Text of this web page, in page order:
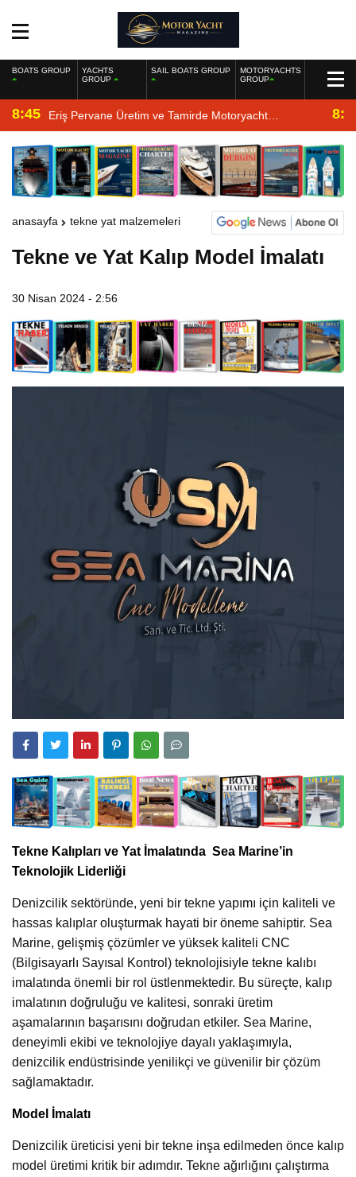
BOATS GROUP
YACHTS
GROUP
SAIL BOATS GROUP
MOTORYACHTS
GROUP
8:45 Eriş Pervane Üretim ve Tamirde Motoryacht
Magazine’de
anasayfa tekne yat malzemeleri
Tekne ve Yat Kalıp Model İmalatı
30 Nisan 2024 - 2:56
Tekne Kalıpları ve Yat İmalatında Sea Marine’in
Teknolojik Liderliği
Denizcilik sektöründe, yeni bir tekne yapımı için kaliteli ve
hassas kalıplar oluşturmak hayati bir öneme sahiptir. Sea
Marine, gelişmiş çözümler ve yüksek kaliteli CNC
(Bilgisayarlı Sayısal Kontrol) teknolojisiyle tekne kalıbı
imalatında önemli bir rol üstlenmektedir. Bu süreçte, kalıp
imalatının doğruluğu ve kalitesi, sonraki üretim
aşamalarının başarısını doğrudan etkiler. Sea Marine,
deneyimli ekibi ve teknolojiye dayalı yaklaşımıyla,
denizcilik endüstrisinde yenilikçi ve güvenilir bir çözüm
sağlamaktadır.
Model İmalatı
Denizcilik üreticisi yeni bir tekne inşa edilmeden önce kalıp
model üretimi kritik bir adımdır. Tekne ağırlığını çalıştırma